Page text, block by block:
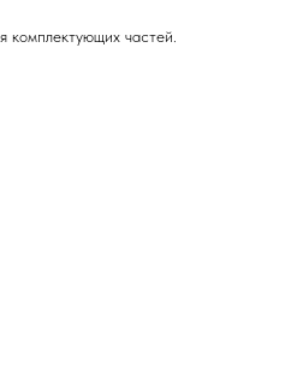
комплектующих частей.